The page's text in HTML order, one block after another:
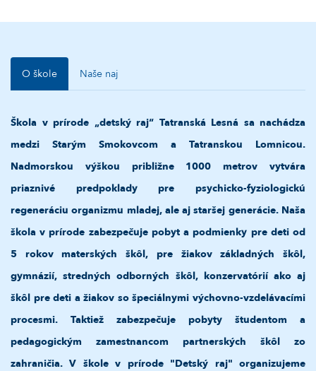
O škole Naše naj
Škola v prírode „detský raj“ Tatranská Lesná sa nachádza
medzi Starým Smokovcom a Tatranskou Lomnicou.
Nadmorskou výškou približne 1000 metrov vytvára
priaznivé predpoklady pre psychicko-fyziologickú
regeneráciu organizmu mladej, ale aj staršej generácie. Naša
škola v prírode zabezpečuje pobyt a podmienky pre deti od
5 rokov materských škôl, pre žiakov základných škôl,
gymnázií, stredných odborných škôl, konzervatórií ako aj
škôl pre deti a žiakov so špeciálnymi výchovno-vzdelávacími
procesmi. Taktiež zabezpečuje pobyty študentom a
pedagogickým zamestnancom partnerských škôl zo
zahraničia. V škole v prírode "Detský raj" organizujeme